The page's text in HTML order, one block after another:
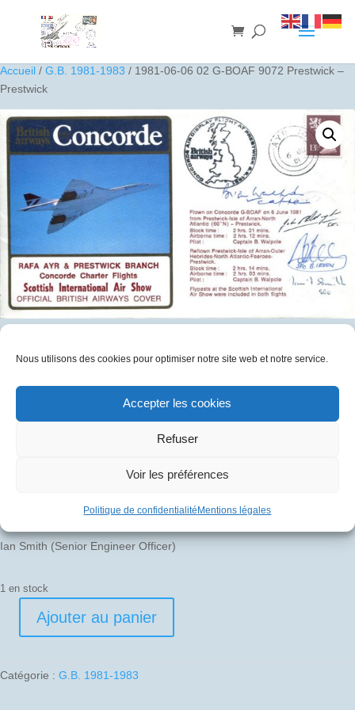
Nous utilisons des cookies pour optimiser notre site web et notre service.
Accepter les cookies
Refuser
Voir les préférences
Politique de confidentialitéMentions légales
Accueil / G.B. 1981-1983 / 1981-06-06 02 G-BOAF 9072 Prestwick –
Prestwick
50€
Brian Irven (Senior First Officer)
Ian Smith (Senior Engineer Officer)
1 en stock
quantité
06-
Ajouter au panier
Catégorie : G.B. 1981-1983